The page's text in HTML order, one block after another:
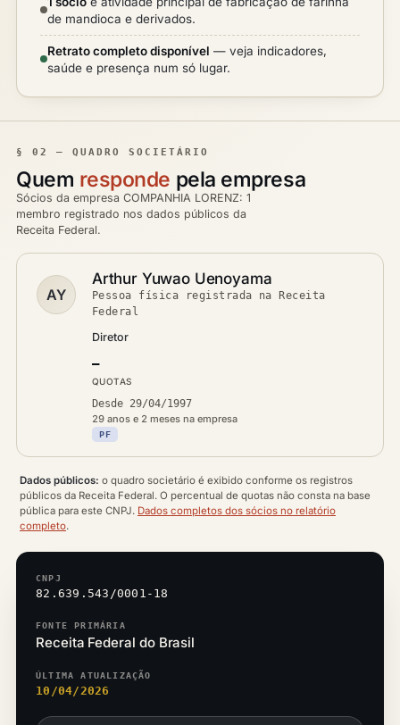
de mandioca e derivados.
Retrato completo disponível — veja indicadores,
saúde e presença num só lugar.
§ 02 — QUADRO SOCIETÁRIO
Quem responde pela empresa
Sócios da empresa COMPANHIA LORENZ: 1
membro registrado nos dados públicos da
Receita Federal.
AY
Arthur Yuwao Uenoyama
Pessoa física registrada na Receita
Federal
Diretor
—
QUOTAS
Desde 29/04/1997
29 anos e 2 meses na empresa
PF
Dados públicos: o quadro societário é exibido conforme os registros
públicos da Receita Federal. O percentual de quotas não consta na base
pública para este CNPJ. Dados completos dos sócios no relatório
completo.
CNPJ
82.639.543/0001-18
FONTE PRIMÁRIA
Receita Federal do Brasil
ÚLTIMA ATUALIZAÇÃO
10/04/2026